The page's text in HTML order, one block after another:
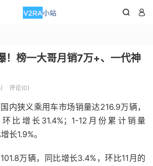
 
！榜一大哥月销7万+、一代神
评论(0)
内狭义乘用车市场销量达216.9万辆，
比增长31.4%；1-12月份累计销量
长1.9%。
万辆，同比增长3.4%，环比11月的